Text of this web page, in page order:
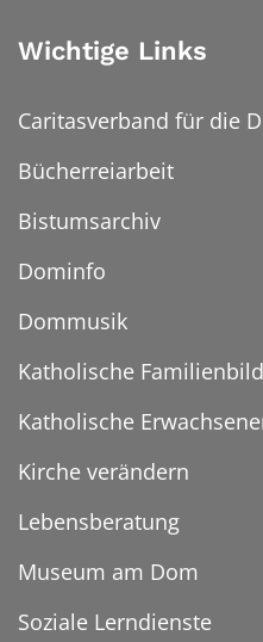
Wichtige Links
Caritasverband für die
Bücherreiarbeit
Bistumsarchiv
Dominfo
Dommusik
Katholische
Katholische
Kirche verändern
Lebensberatung
Museum am Dom
Soziale Lerndienste